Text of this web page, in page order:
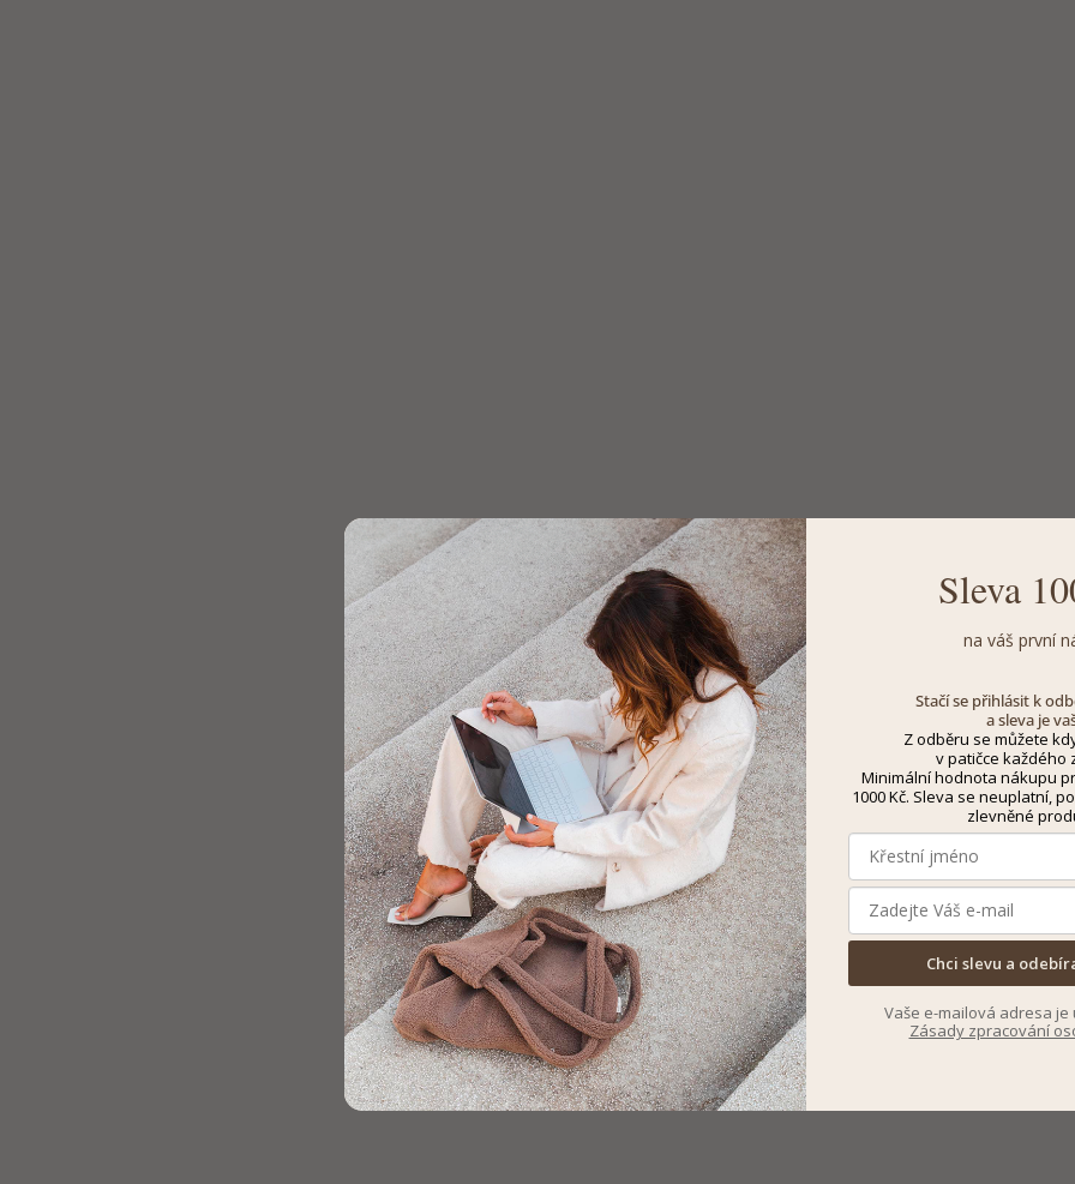
Sleva
na váš první
Stačí se přihlásit k
a sleva je
Z odběru se můžete
v patičce každého
Minimální hodnota nákupu
1000 Kč. Sleva se neuplatní,
zlevněné
Chci slevu a
Vaše e-mailová adresa je
Zásady zpracování